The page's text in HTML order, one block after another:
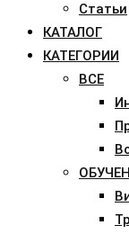
Статьи
КАТАЛОГ
КАТЕГОРИИ
ВСЕ